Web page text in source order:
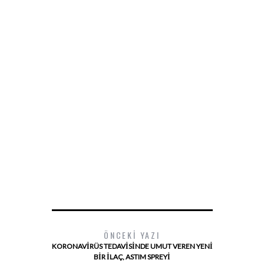
ÖNCEKI YAZI
KORONAVIRÜS TEDAVISINDE UMUT VEREN YENI
BIR İLAÇ, ASTIM SPREYI